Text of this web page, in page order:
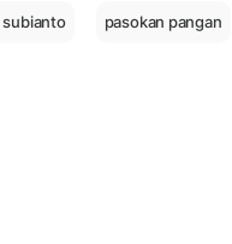
pasokan pangan